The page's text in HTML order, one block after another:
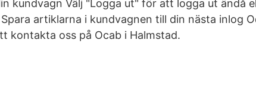
kundvagn Välj "Logga ut" för att logga ut ändå
artiklarna i kundvagnen till din nästa inlog
kontakta oss på Ocab i Halmstad.